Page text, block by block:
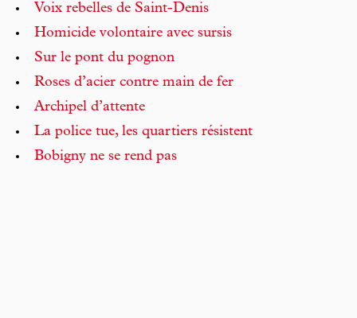
Voix rebelles de Saint-Denis
Homicide volontaire avec sursis
Sur le pont du pognon
Roses d’acier contre main de fer
Archipel d’attente
La police tue, les quartiers résistent
Bobigny ne se rend pas